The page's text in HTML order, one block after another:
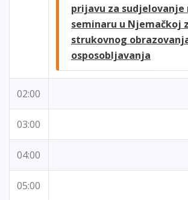
prijavu za sudjelovanje
seminaru u Njemačkoj
strukovnog
osposobljavanja
02:00
03:00
04:00
05:00